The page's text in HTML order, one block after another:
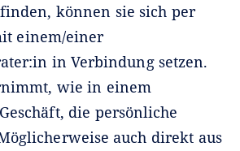
können sie sich per
einem/einer
in Verbindung setzen.
wie in einem
die persönliche
auch direkt aus